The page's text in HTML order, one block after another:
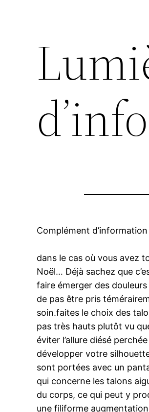
Complément
dans le cas où vous avez
Noël… Déjà sachez que
faire émerger des
de pas être pris
soin.faites le choix des
pas très hauts plutôt vu
éviter l’allure diésé
développer votre
sont portées avec un
qui concerne les talons
du corps, ce qui peut y
une filiforme